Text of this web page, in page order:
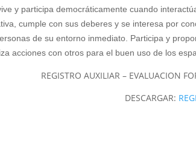
y participa democráticamente cuando
cumple con sus deberes y se interesa por
de su entorno inmediato. Participa y
acciones con otros para el buen uso de los
REGISTRO AUXILIAR – EVALUACION
DESCARGAR: